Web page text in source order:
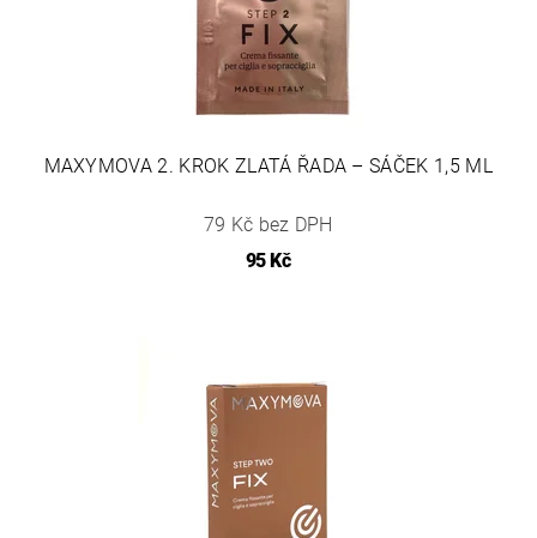
MAXYMOVA 2. KROK ZLATÁ ŘADA – SÁČEK 1,5 ML
79 Kč bez DPH
95 Kč